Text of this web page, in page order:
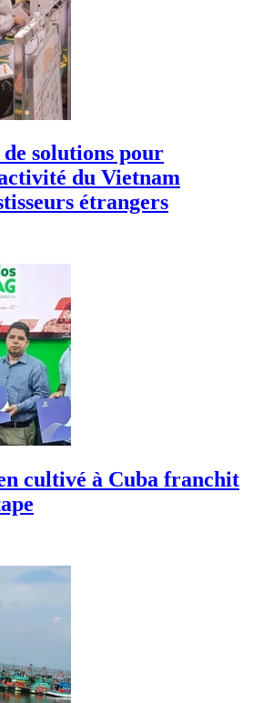
solutions pour
du Vietnam
étrangers
cultivé à Cuba franchit